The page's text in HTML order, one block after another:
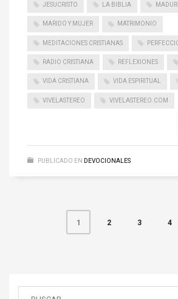
JESUCRISTO LA BIBLIA
MARIDO Y MUJER MATRIMONIO
MEDITACIONES CRISTIANAS
RADIO CRISTIANA REFLEXIONES
VIDA CRISTIANA VIDA ESPIRITUAL
VIVELASTEREO VIVELASTEREO.COM
PUBLICADO EN DEVOCIONALES
1 2 3 4